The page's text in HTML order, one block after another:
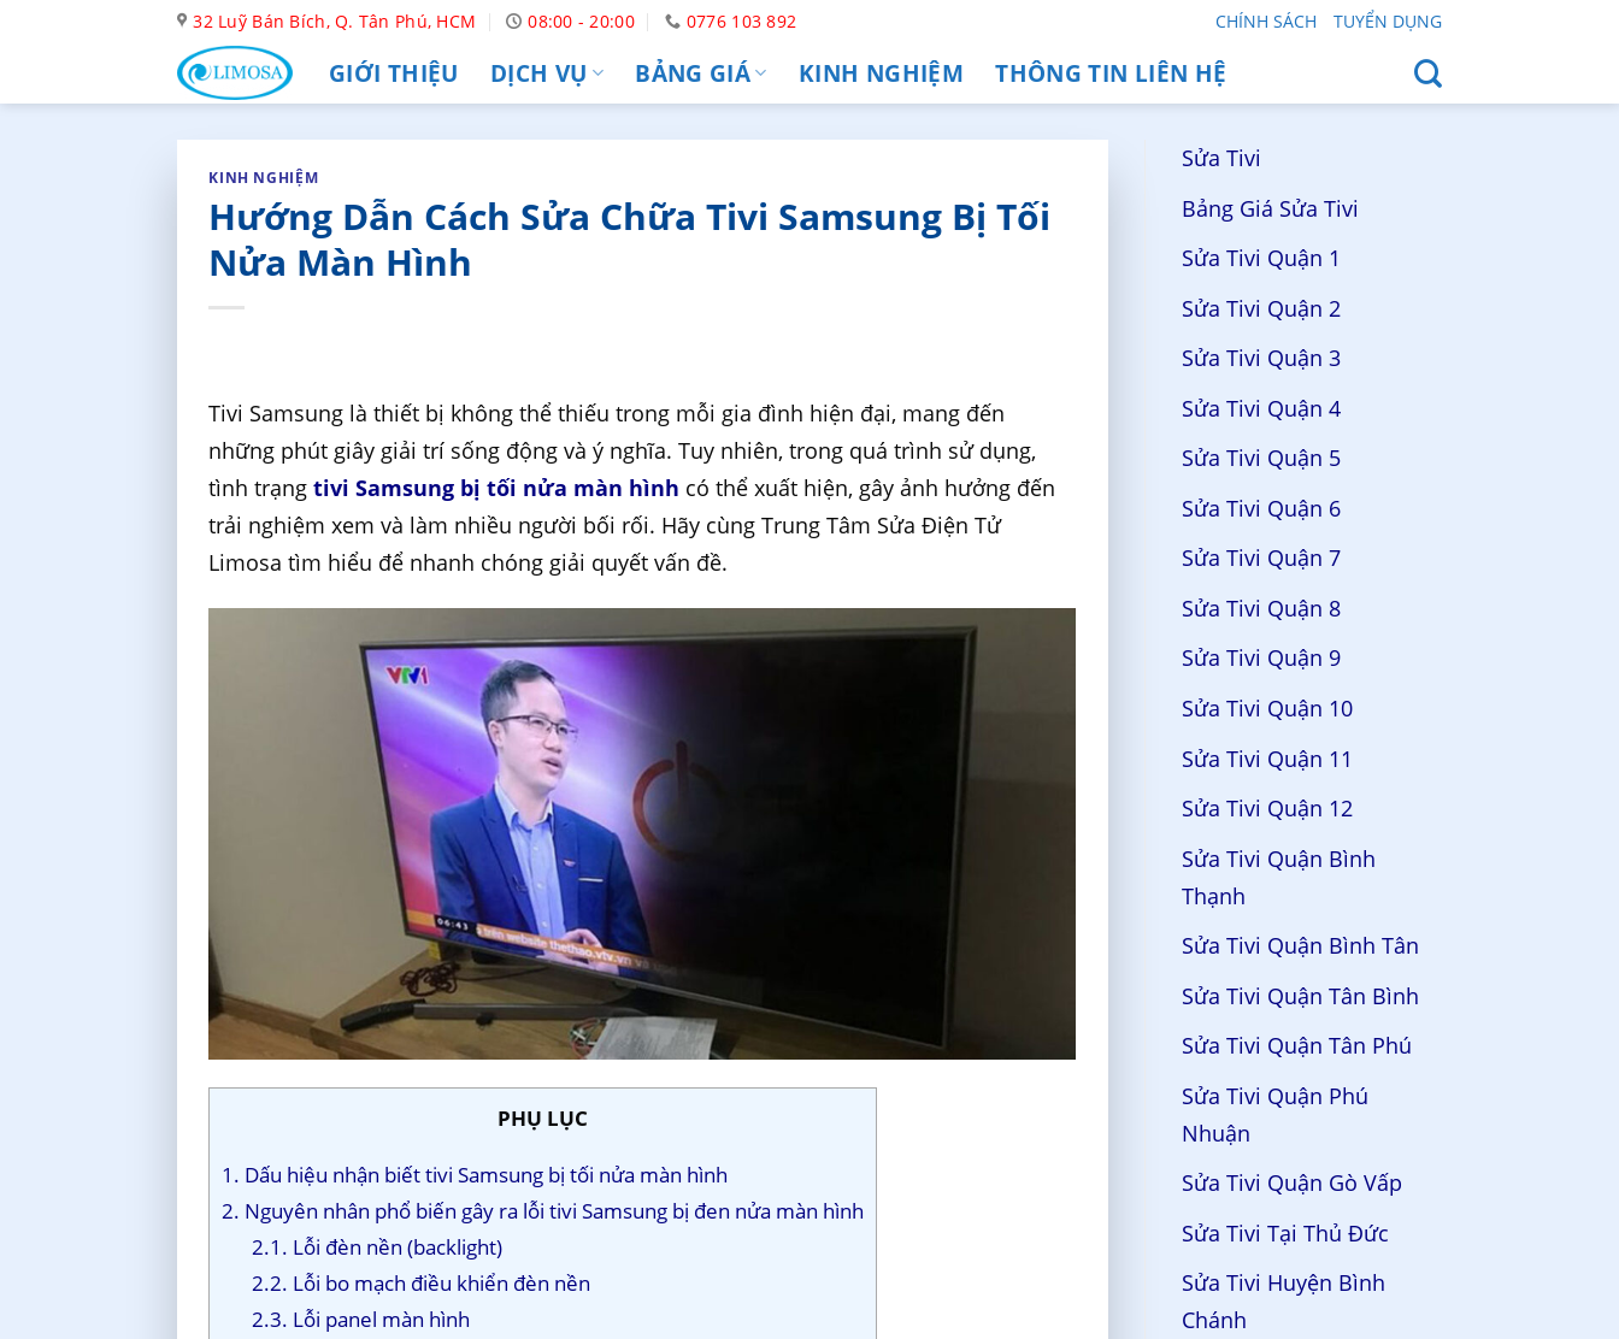
32 Luỹ Bán Bích, Q. Tân Phú, HCM 08:00 - 20:00 0776 103 892 CHÍNH SÁCH TUYỂN DỤNG
GIỚI THIỆU DỊCH VỤ BẢNG GIÁ KINH NGHIỆM THÔNG TIN LIÊN HỆ
KINH NGHIỆM
Hướng Dẫn Cách Sửa Chữa Tivi Samsung Bị Tối
Nửa Màn Hình​
Tivi Samsung là thiết bị không thể thiếu trong mỗi gia đình hiện đại, mang đến
những phút giây giải trí sống động và ý nghĩa. Tuy nhiên, trong quá trình sử dụng,
tình trạngtivi Samsung bị tối nửa màn hình có thể xuất hiện, gây ảnh hưởng đến
trải nghiệm xem và làm nhiều người bối rối. Hãy cùng Trung Tâm Sửa Điện Tử
Limosa tìm hiểu để nhanh chóng giải quyết vấn đề.
PHỤ LỤC
1. Dấu hiệu nhận biết tivi Samsung bị tối nửa màn hình
2. Nguyên nhân phổ biến gây ra lỗi tivi Samsung bị đen nửa màn hình
2.1. Lỗi đèn nền (backlight)
2.2. Lỗi bo mạch điều khiển đèn nền
2.3. Lỗi panel màn hình
Sửa Tivi
Bảng Giá Sửa Tivi
Sửa Tivi Quận 1
Sửa Tivi Quận 2
Sửa Tivi Quận 3
Sửa Tivi Quận 4
Sửa Tivi Quận 5
Sửa Tivi Quận 6
Sửa Tivi Quận 7
Sửa Tivi Quận 8
Sửa Tivi Quận 9
Sửa Tivi Quận 10
Sửa Tivi Quận 11
Sửa Tivi Quận 12
Sửa Tivi Quận Bình
Thạnh
Sửa Tivi Quận Bình Tân
Sửa Tivi Quận Tân Bình
Sửa Tivi Quận Tân Phú
Sửa Tivi Quận Phú
Nhuận
Sửa Tivi Quận Gò Vấp
Sửa Tivi Tại Thủ Đức
Sửa Tivi Huyện Bình
Chánh